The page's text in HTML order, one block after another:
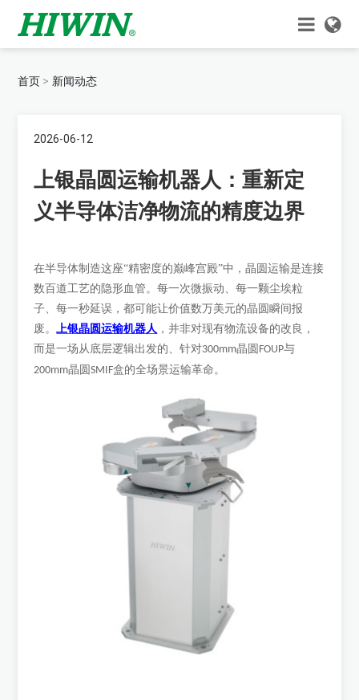
首页 新闻动态
2026-06-12
上银晶圆运输机器人：重新定
义半导体洁净物流的精度边界
在半导体制造这座“精密度的巅峰宫殿”中，晶圆运输是连接
数百道工艺的隐形血管。每一次微振动、每一颗尘埃粒
子、每一秒延误，都可能让价值数万美元的晶圆瞬间报
废。 上银晶圆运输机器人 ，并非对现有物流设备的改良，
而是一场从底层逻辑出发的、针对300mm晶圆 FOUP与
200mm晶圆SMIF盒的全场景运输革命。